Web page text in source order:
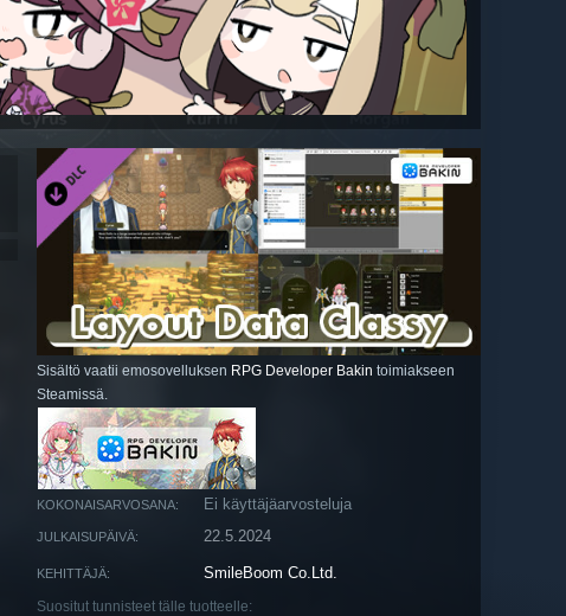
Sisältö vaatii emosovelluksen RPG Developer Bakin toimiakseen
Steamissä.
KOKONAISARVOSANA: Ei käyttäjäarvosteluja
JULKAISUPÄIVÄ: 22.5.2024
KEHITTÄJÄ: SmileBoom Co.Ltd.
Suositut tunnisteet tälle tuotteelle: